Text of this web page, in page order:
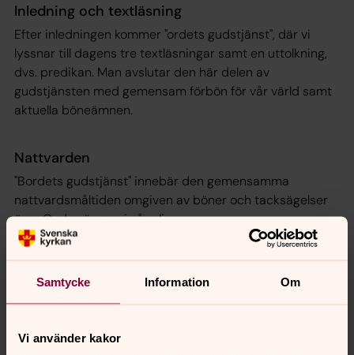
Samtycke Information Om
Vi använder kakor
Inledning och textläsning
Efter inledningen kommer "ordets gudstjänst", där vi
lyssnar till dagens tre textläsningar samt en uttolkning,
dvs. predikan. Man avslutar den här delen av
gudstjänsten med gemensam förbön för vår värld samt
aktuella böneämnen.
Nattvarden
"Bordets gudstjänst" innebär den gemensamma
nattvardsmåltiden omgiven av böner och tacksägelser
över Guds närvaro i våra liv.
Avslutning
Högmässan avslutas med "Välsignelsen". Psalm och sång
omger de olika delarna. Ofta medverkar någon av